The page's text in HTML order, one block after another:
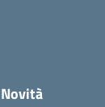
Novità